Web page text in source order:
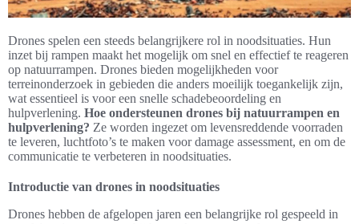
Drones spelen een steeds belangrijkere rol in noodsituaties. Hun
inzet bij rampen maakt het mogelijk om snel en effectief te reageren
op natuurrampen. Drones bieden mogelijkheden voor
terreinonderzoek in gebieden die anders moeilijk toegankelijk zijn,
wat essentieel is voor een snelle schadebeoordeling en
hulpverlening. Hoe ondersteunen drones bij natuurrampen en
hulpverlening? Ze worden ingezet om levensreddende voorraden
te leveren, luchtfoto’s te maken voor damage assessment, en om de
communicatie te verbeteren in noodsituaties.
Introductie van drones in noodsituaties
Drones hebben de afgelopen jaren een belangrijke rol gespeeld in